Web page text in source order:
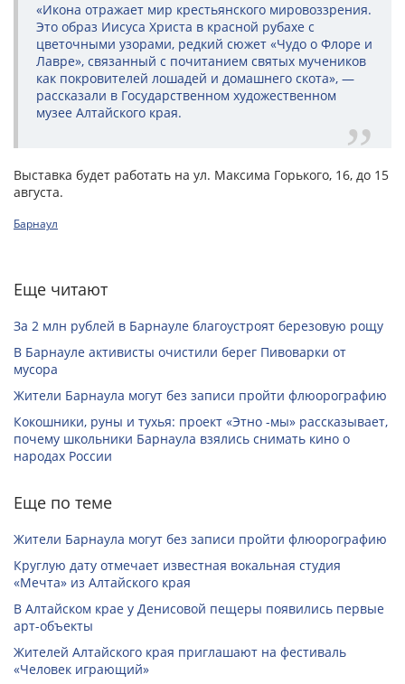
«Икона отражает мир крестьянского мировоззрения.
Это образ Иисуса Христа в красной рубахе с
цветочными узорами, редкий сюжет «Чудо о Флоре и
Лавре», связанный с почитанием святых мучеников
как покровителей лошадей и домашнего скота», —
рассказали в Государственном художественном
музее Алтайского края.
Выставка будет работать на ул. Максима Горького, 16, до 15
августа.
Барнаул
Еще читают
За 2 млн рублей в Барнауле благоустроят березовую рощу
В Барнауле активисты очистили берег Пивоварки от
мусора
Жители Барнаула могут без записи пройти флюорографию
Кокошники, руны и тухья: проект «Этно -мы» рассказывает,
почему школьники Барнаула взялись снимать кино о
народах России
Еще по теме
Жители Барнаула могут без записи пройти флюорографию
Круглую дату отмечает известная вокальная студия
«Мечта» из Алтайского края
В Алтайском крае у Денисовой пещеры появились первые
арт-объекты
Жителей Алтайского края приглашают на фестиваль
«Человек играющий»